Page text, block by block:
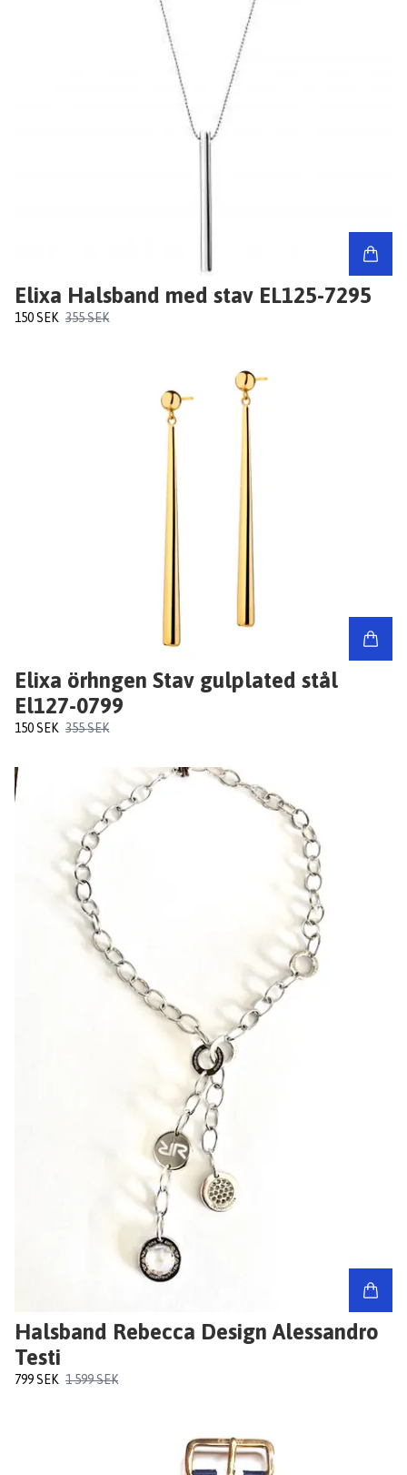
Elixa Halsband med stav EL125-7295
150 SEK 355 SEK
Elixa örhngen Stav gulplated stål
El127-0799
150 SEK 355 SEK
Halsband Rebecca Design Alessandro
Testi
799 SEK 1 599 SEK